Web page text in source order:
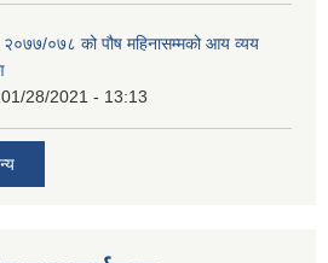
०७८ को पौष महिनासम्मको आय व्यय
01/28/2021 - 13:13